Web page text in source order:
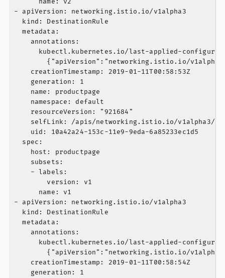
- apiVersion: networking.istio.io/v1alpha3
  kind: DestinationRule
  metadata:
    annotations:
kubectl.kubernetes.io/last-applied-
{"apiVersion":"networking.istio.io/
    creationTimestamp: 2019-01-11T00:58:53Z
    generation: 1
    name: productpage
    namespace: default
    resourceVersion: "921684"
selfLink: /apis/networking.istio.io/v1alpha3/
    uid: 10a42a24-153c-11e9-9eda-6a85233ec1d5
  spec:
    host: productpage
    subsets:
    - labels:
        version: v1
      name: v1
- apiVersion: networking.istio.io/v1alpha3
  kind: DestinationRule
  metadata:
    annotations:
kubectl.kubernetes.io/last-applied-
{"apiVersion":"networking.istio.io/
    creationTimestamp: 2019-01-11T00:58:54Z
    generation: 1